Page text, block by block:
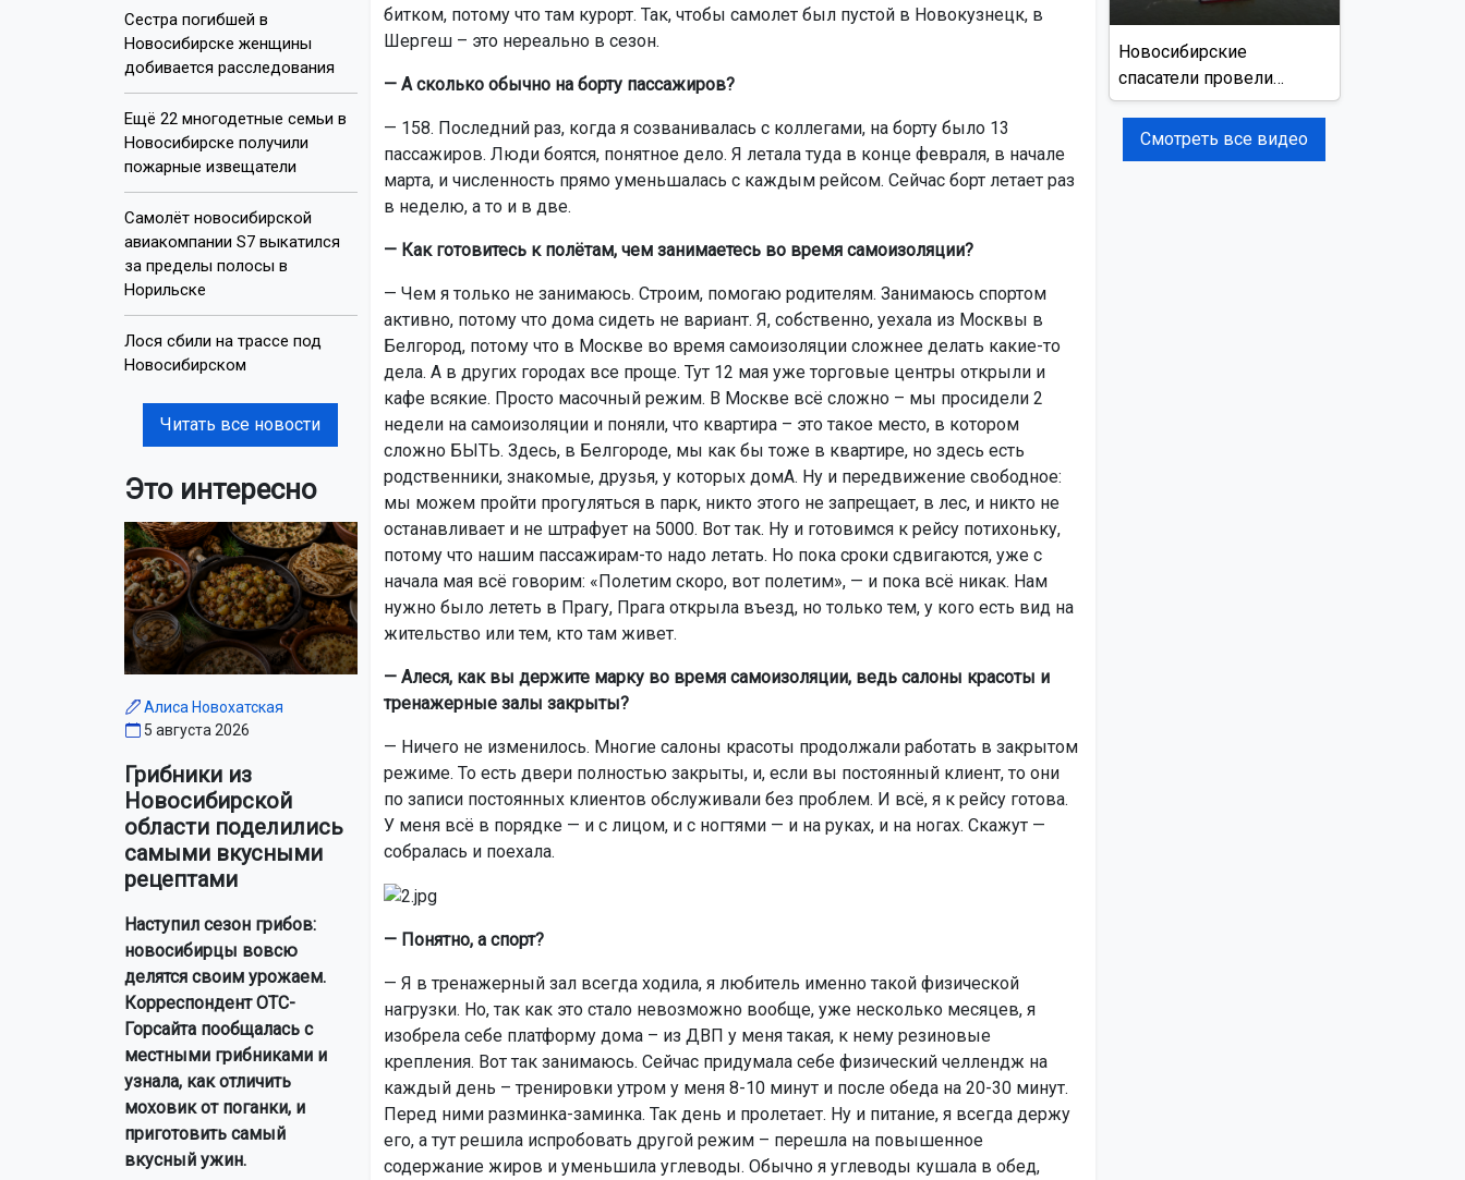
Сестра погибшей в
Новосибирске женщины
добивается расследования
Ещё 22 многодетные семьи в
Новосибирске получили
пожарные извещатели
Самолёт новосибирской
авиакомпании S7 выкатился
за пределы полосы в
Норильске
Лося сбили на трассе под
Новосибирском
Читать все новости
Это интересно
Алиса Новохатская
5 августа 2026
Грибники из
Новосибирской
области поделились
самыми вкусными
рецептами
Наступил сезон грибов:
новосибирцы вовсю
делятся своим урожаем.
Корреспондент ОТС-
Горсайта пообщалась с
местными грибниками и
узнала, как отличить
моховик от поганки, и
приготовить самый
вкусный ужин.
битком, потому что там курорт. Так, чтобы самолет был пустой в Новокузнецк, в
Шергеш – это нереально в сезон.
— А сколько обычно на борту пассажиров?
— 158. Последний раз, когда я созванивалась с коллегами, на борту было 13
пассажиров. Люди боятся, понятное дело. Я летала туда в конце февраля, в начале
марта, и численность прямо уменьшалась с каждым рейсом. Сейчас борт летает раз
в неделю, а то и в две.
— Как готовитесь к полётам, чем занимаетесь во время самоизоляции?
— Чем я только не занимаюсь. Строим, помогаю родителям. Занимаюсь спортом
активно, потому что дома сидеть не вариант. Я, собственно, уехала из Москвы в
Белгород, потому что в Москве во время самоизоляции сложнее делать какие-то
дела. А в других городах все проще. Тут 12 мая уже торговые центры открыли и
кафе всякие. Просто масочный режим. В Москве всё сложно – мы просидели 2
недели на самоизоляции и поняли, что квартира – это такое место, в котором
сложно БЫТЬ. Здесь, в Белгороде, мы как бы тоже в квартире, но здесь есть
родственники, знакомые, друзья, у которых домА. Ну и передвижение свободное:
мы можем пройти прогуляться в парк, никто этого не запрещает, в лес, и никто не
останавливает и не штрафует на 5000. Вот так. Ну и готовимся к рейсу потихоньку,
потому что нашим пассажирам-то надо летать. Но пока сроки сдвигаются, уже с
начала мая всё говорим: «Полетим скоро, вот полетим», — и пока всё никак. Нам
нужно было лететь в Прагу, Прага открыла въезд, но только тем, у кого есть вид на
жительство или тем, кто там живет.
— Алеся, как вы держите марку во время самоизоляции, ведь салоны красоты и
тренажерные залы закрыты?
— Ничего не изменилось. Многие салоны красоты продолжали работать в закрытом
режиме. То есть двери полностью закрыты, и, если вы постоянный клиент, то они
по записи постоянных клиентов обслуживали без проблем. И всё, я к рейсу готова.
У меня всё в порядке — и с лицом, и с ногтями — и на руках, и на ногах. Скажут —
собралась и поехала.
— Понятно, а спорт?
— Я в тренажерный зал всегда ходила, я любитель именно такой физической
нагрузки. Но, так как это стало невозможно вообще, уже несколько месяцев, я
изобрела себе платформу дома – из ДВП у меня такая, к нему резиновые
крепления. Вот так занимаюсь. Сейчас придумала себе физический челлендж на
каждый день – тренировки утром у меня 8-10 минут и после обеда на 20-30 минут.
Перед ними разминка-заминка. Так день и пролетает. Ну и питание, я всегда держу
его, а тут решила испробовать другой режим – перешла на повышенное
содержание жиров и уменьшила углеводы. Обычно я углеводы кушала в обед,
Новосибирские
спасатели провели
учения на реке Обь
Смотреть все видео